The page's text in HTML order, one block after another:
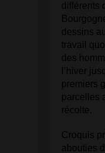
différents
dessins
travail
des
l’hiver
premiers
parcelles
récolte.
Croquis
abouties